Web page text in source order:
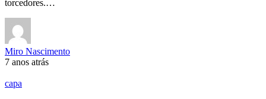
torcedores.…
Miro Nascimento
7 anos atrás
capa